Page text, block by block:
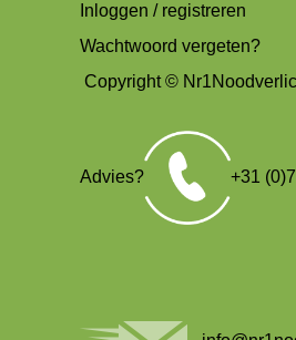
Inloggen / registreren
Wachtwoord vergeten?
Copyright ©
Advies? +31